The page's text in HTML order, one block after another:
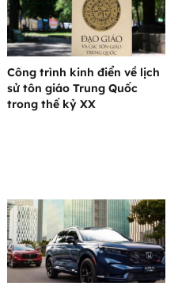
Công trình kinh điển về lịch
sử tôn giáo Trung Quốc
trong thế kỷ XX